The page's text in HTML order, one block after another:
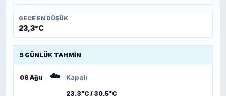
GECE EN DÜŞÜK
23,3°C
5 GÜNLÜK TAHMIN
08 Ağu ☁️ Kapalı
23,3°C / 30,5°C